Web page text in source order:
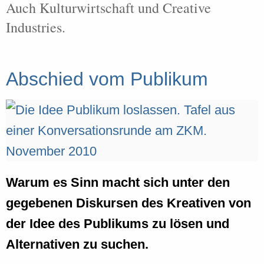
Auch Kulturwirtschaft und Creative
Industries.
Abschied vom Publikum
Warum es Sinn macht sich unter den
gegebenen Diskursen des Kreativen von
der Idee des Publikums zu lösen und
Alternativen zu suchen.